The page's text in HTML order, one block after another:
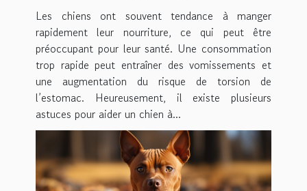
Les chiens ont souvent tendance à manger
rapidement leur nourriture, ce qui peut être
préoccupant pour leur santé. Une consommation
trop rapide peut entraîner des vomissements et
une augmentation du risque de torsion de
l’estomac. Heureusement, il existe plusieurs
astuces pour aider un chien à...